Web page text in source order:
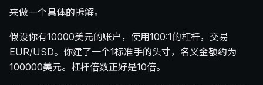
来做一个具体的拆解。
假设你有10000美元的账户，使用100:1的杠杆，交易
EUR/USD。你建了一个1标准手的头寸，名义金额约为
100000美元。杠杆倍数正好是10倍。